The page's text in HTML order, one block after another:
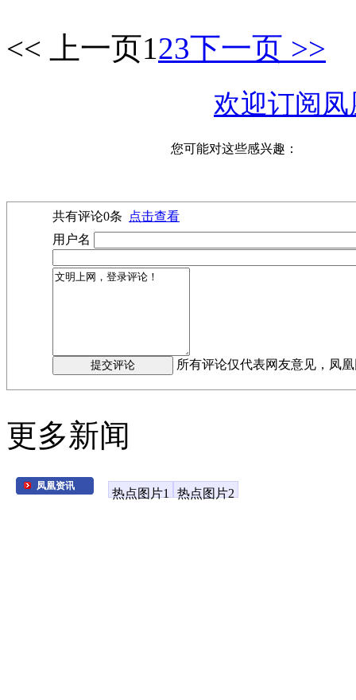
<< 上一页123下一页 >>
欢迎订阅
您可能对这些感兴趣：
共有评论0条
点击查看
用户名
所有评论仅代表网友意见，凤
更多新闻
凤凰资讯
热点图片1 热点图片2